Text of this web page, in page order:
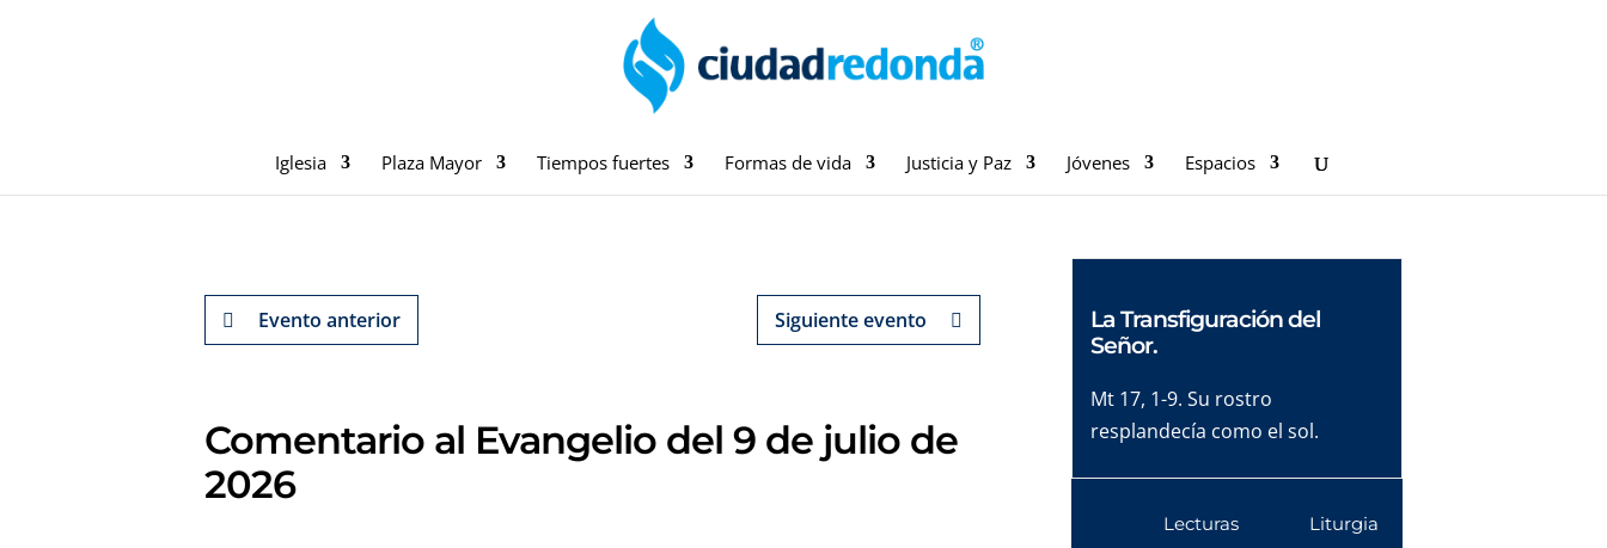
Iglesia Plaza Mayor Tiempos fuertes Formas de vida Justicia y Paz Jóvenes Espacios
Evento anterior Siguiente evento
Comentario al Evangelio del 9 de julio de
2026
La Transfiguración del
Señor.
Mt 17, 1-9. Su rostro
resplandecía como el sol.
Lecturas Liturgia